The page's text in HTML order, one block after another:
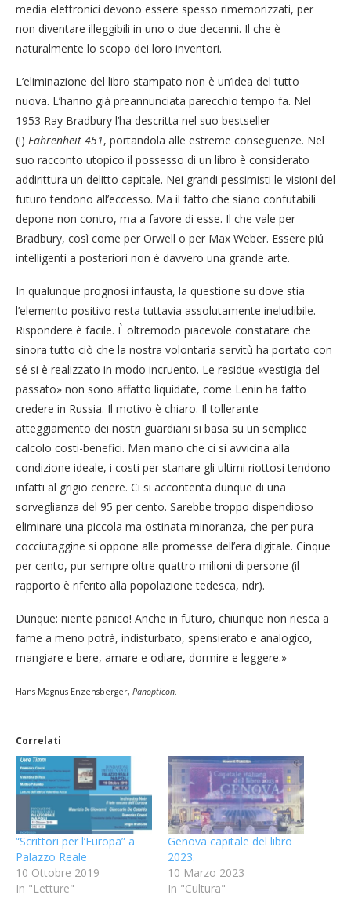
media elettronici devono essere spesso rimemorizzati, per
non diventare illeggibili in uno o due decenni. Il che è
naturalmente lo scopo dei loro inventori.
L’eliminazione del libro stampato non è un’idea del tutto
nuova. L’hanno già preannunciata parecchio tempo fa. Nel
1953 Ray Bradbury l’ha descritta nel suo bestseller
(!) Fahrenheit 451, portandola alle estreme conseguenze. Nel
suo racconto utopico il possesso di un libro è considerato
addirittura un delitto capitale. Nei grandi pessimisti le visioni del
futuro tendono all’eccesso. Ma il fatto che siano confutabili
depone non contro, ma a favore di esse. Il che vale per
Bradbury, così come per Orwell o per Max Weber. Essere piú
intelligenti a posteriori non è davvero una grande arte.
In qualunque prognosi infausta, la questione su dove stia
l’elemento positivo resta tuttavia assolutamente ineludibile.
Rispondere è facile. È oltremodo piacevole constatare che
sinora tutto ciò che la nostra volontaria servitù ha portato con
sé si è realizzato in modo incruento. Le residue «vestigia del
passato» non sono affatto liquidate, come Lenin ha fatto
credere in Russia. Il motivo è chiaro. Il tollerante
atteggiamento dei nostri guardiani si basa su un semplice
calcolo costi-benefici. Man mano che ci si avvicina alla
condizione ideale, i costi per stanare gli ultimi riottosi tendono
infatti al grigio cenere. Ci si accontenta dunque di una
sorveglianza del 95 per cento. Sarebbe troppo dispendioso
eliminare una piccola ma ostinata minoranza, che per pura
cocciutaggine si oppone alle promesse dell’era digitale. Cinque
per cento, pur sempre oltre quattro milioni di persone (il
rapporto è riferito alla popolazione tedesca, ndr).
Dunque: niente panico! Anche in futuro, chiunque non riesca a
farne a meno potrà, indisturbato, spensierato e analogico,
mangiare e bere, amare e odiare, dormire e leggere.»
Hans Magnus Enzensberger, Panopticon.
Correlati
“Scrittori per l’Europa” a
Palazzo Reale
10 Ottobre 2019
In "Letture"
Genova capitale del libro
2023.
10 Marzo 2023
In "Cultura"